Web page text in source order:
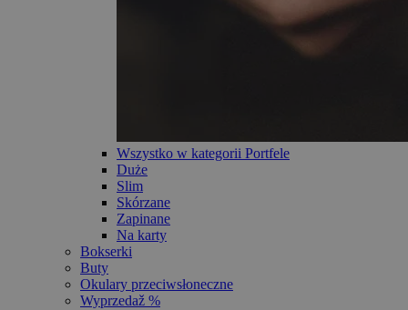
Wszystko w kategorii Portfele
Duże
Slim
Skórzane
Zapinane
Na karty
Bokserki
Buty
Okulary przeciwsłoneczne
Wyprzedaž %